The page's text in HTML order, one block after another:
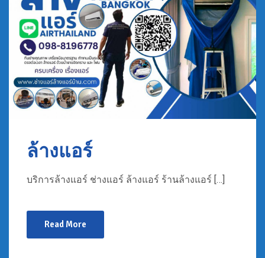
ล้างแอร์
บริการล้างแอร์ ช่างแอร์ ล้างแอร์ ร้านล้างแอร์ […]
Read More